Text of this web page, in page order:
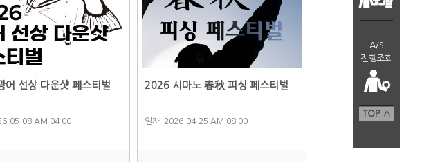
A/S
진행조회
TOP ∧
어 선상 다운샷 페스티벌
05-08 AM 04:00
2026 시마노 春秋 피싱 페스티벌
일자: 2026-04-25 AM 08:00